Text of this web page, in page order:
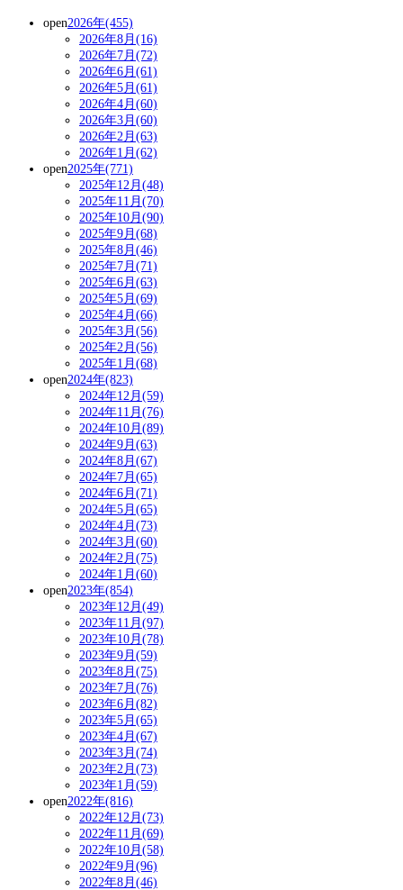
open2026年(455)
2026年8月(16)
2026年7月(72)
2026年6月(61)
2026年5月(61)
2026年4月(60)
2026年3月(60)
2026年2月(63)
2026年1月(62)
open2025年(771)
2025年12月(48)
2025年11月(70)
2025年10月(90)
2025年9月(68)
2025年8月(46)
2025年7月(71)
2025年6月(63)
2025年5月(69)
2025年4月(66)
2025年3月(56)
2025年2月(56)
2025年1月(68)
open2024年(823)
2024年12月(59)
2024年11月(76)
2024年10月(89)
2024年9月(63)
2024年8月(67)
2024年7月(65)
2024年6月(71)
2024年5月(65)
2024年4月(73)
2024年3月(60)
2024年2月(75)
2024年1月(60)
open2023年(854)
2023年12月(49)
2023年11月(97)
2023年10月(78)
2023年9月(59)
2023年8月(75)
2023年7月(76)
2023年6月(82)
2023年5月(65)
2023年4月(67)
2023年3月(74)
2023年2月(73)
2023年1月(59)
open2022年(816)
2022年12月(73)
2022年11月(69)
2022年10月(58)
2022年9月(96)
2022年8月(46)